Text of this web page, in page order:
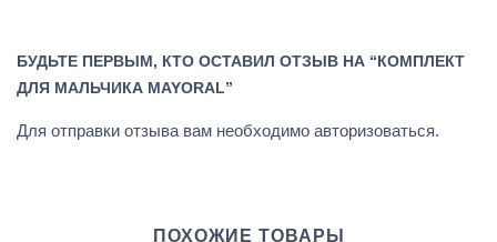
БУДЬТЕ ПЕРВЫМ, КТО ОСТАВИЛ ОТЗЫВ НА “КОМПЛЕКТ
ДЛЯ МАЛЬЧИКА MAYORAL”
Для отправки отзыва вам необходимо авторизоваться.
ПОХОЖИЕ ТОВАРЫ